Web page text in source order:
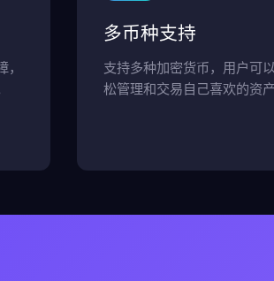
多币种支持
支持多种加密货币，用户可
松管理和交易自己喜欢的资产